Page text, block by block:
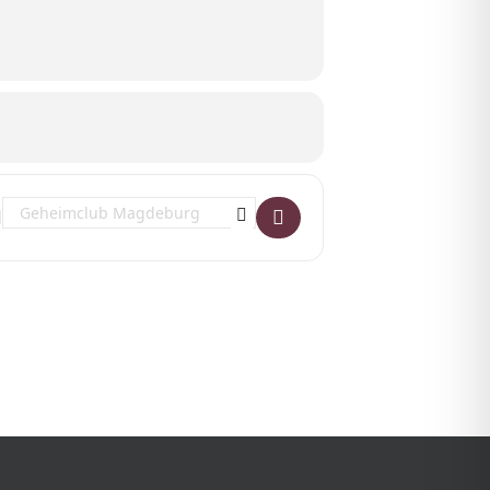
Destination Address - Never Stop. w/ VEL []